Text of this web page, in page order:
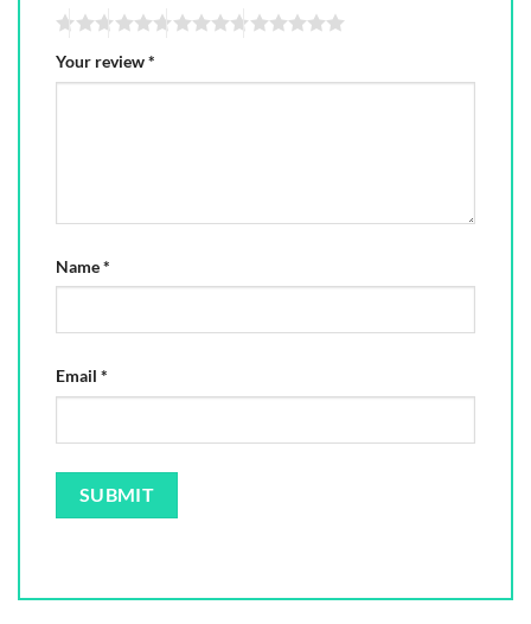
Your review*
Name*
Email *